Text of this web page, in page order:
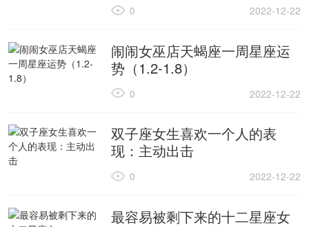
2022-12-22
0
闹闹女巫店天蝎座一周星座运
势（1.2-1.8）
2022-12-22
0
双子座女生喜欢一个人的表
现：主动出击
2022-12-22
0
最容易被剩下来的十二星座女